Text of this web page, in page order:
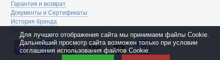
Гарантия и возврат
Документы и Сертификаты
История бренда
Дилеры
Для лучшего отображения сайта мы принимаем файлы Cookie.
Дальнейший просмотр сайта возможен только при условии
соглашения использования файлов Cookie.